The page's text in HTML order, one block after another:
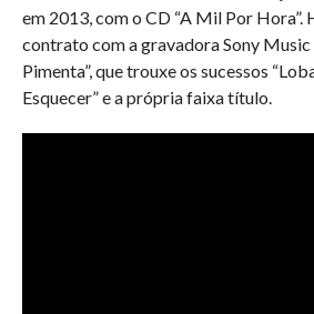
em 2013, com o CD “A Mil Por Hora”.
contrato com a gravadora Sony Music
Pimenta”, que trouxe os sucessos
Esquecer” e a própria faixa título.